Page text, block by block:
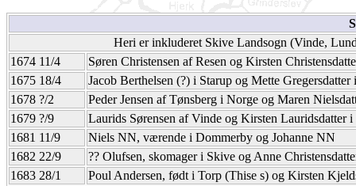
Heri er inkluderet Skive Landsogn (Vinde,
1674 11/4
Søren Christensen af Resen og Kirsten
1675 18/4
Jacob Berthelsen (?) i Starup og Mette
1678 ?/2
Peder Jensen af Tønsberg i Norge og Maren
1679 ?/9
Laurids Sørensen af Vinde og Kirsten Lauridsdatter i
1681 11/9
Niels NN, værende i Dommerby og Johanne NN
1682 22/9
?? Olufsen, skomager i Skive og Anne
1683 28/1
Poul Andersen, født i Torp (Thise s) og Kirsten